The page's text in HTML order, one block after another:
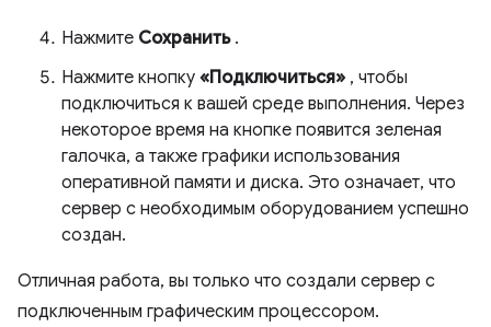
Нажмите Сохранить.
Нажмите кнопку «Подключиться» , чтобы
подключиться к вашей среде выполнения. Через
некоторое время на кнопке появится зеленая
галочка, а также графики использования
оперативной памяти и диска. Это означает, что
сервер с необходимым оборудованием успешно
создан.
Отличная работа, вы только что создали сервер с
подключенным графическим процессором.